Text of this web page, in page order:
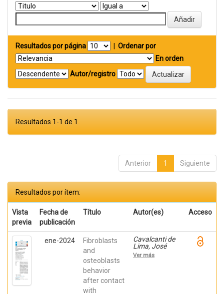
Resultados por página
Ordenar por
En orden
Autor/registro
Resultados 1-1 de 1.
Anterior 1 Siguiente
Resultados por ítem:
Vista
previa
Fecha de
publicación
Título Autor(es) Acceso
ene-2024
Fibroblasts
and
osteoblasts
behavior
after contact
with
Cavalcanti de
Lima, José
Henrique;
Robbs ,
Ver más